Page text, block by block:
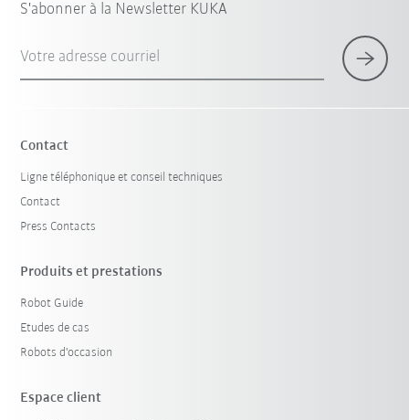
S'abonner à la Newsletter KUKA
Votre adresse courriel
Contact
Ligne téléphonique et conseil techniques
Contact
Press Contacts
Produits et prestations
Robot Guide
Etudes de cas
Robots d'occasion
Espace client